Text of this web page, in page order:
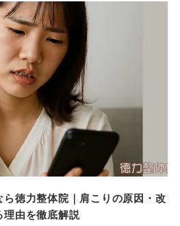
徳力整体院｜肩こりの原因・改
理由を徹底解説